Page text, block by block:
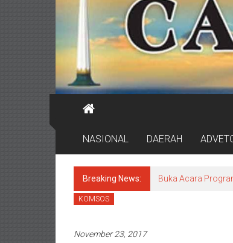
NASIONAL DAERAH
Breaking News: Buka Acara
KOMSOS
November 23, 2017